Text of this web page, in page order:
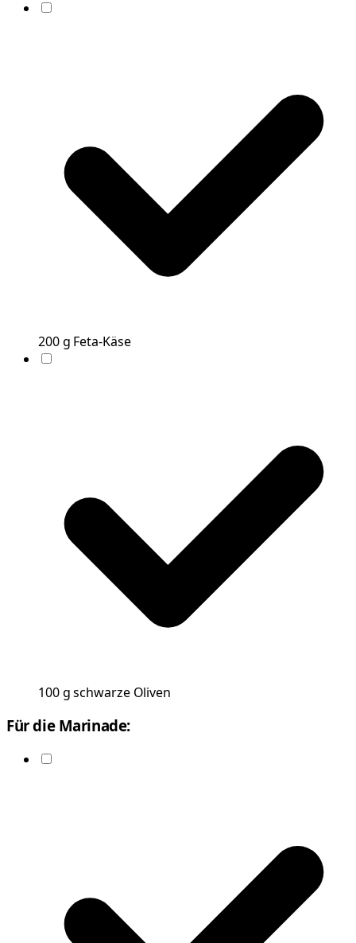
200g Feta-Käse
100g schwarze Oliven
Für die Marinade: